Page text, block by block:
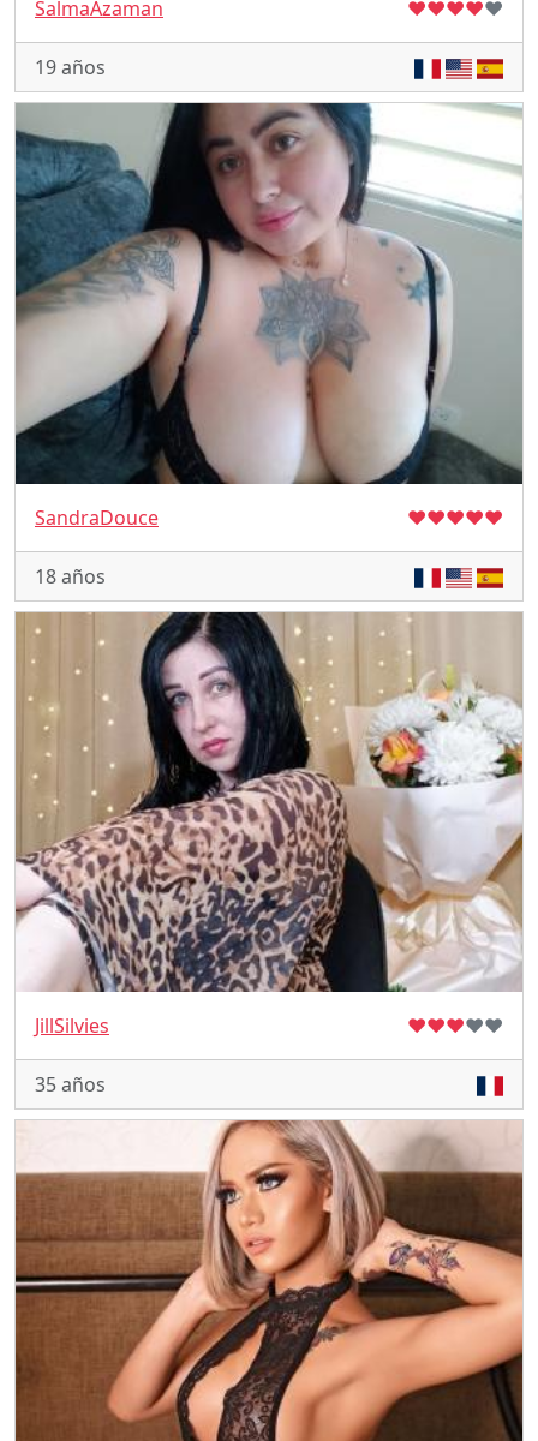
SalmaAzaman ♥♥♥♥♥
19 años
SandraDouce ♥♥♥♥♥
18 años
JillSilvies ♥♥♥♥♥
35 años